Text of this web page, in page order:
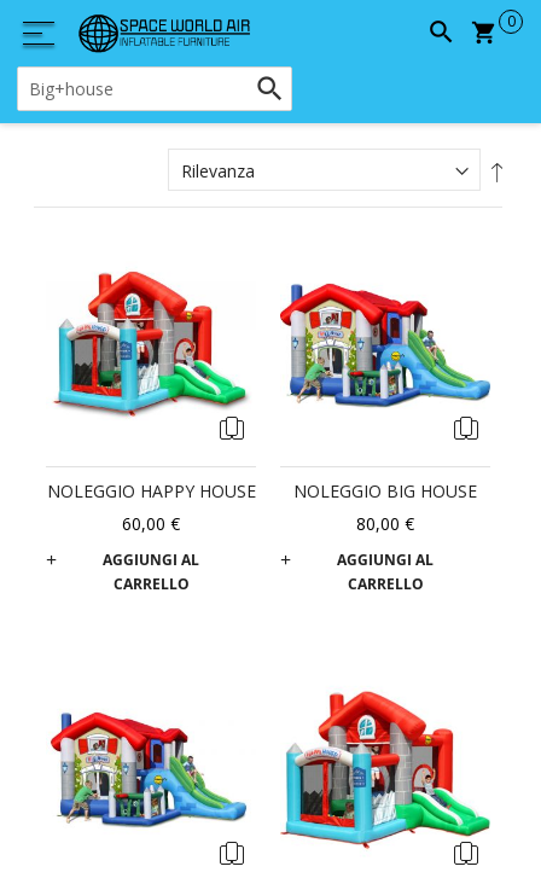
NOLEGGIO HAPPY HOUSE
60,00 €
AGGIUNGI AL
CARRELLO
NOLEGGIO BIG HOUSE
80,00 €
AGGIUNGI AL
CARRELLO